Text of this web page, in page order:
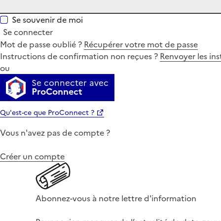
Se souvenir de moi
Se connecter
Mot de passe oublié ? Récupérer votre mot de passe
Instructions de confirmation non reçues ? Renvoyer les
ou
Se connecter avec
ProConnect
Qu'est-ce que ProConnect ?
Vous n'avez pas de compte ?
Créer un compte
Abonnez-vous à notre lettre d'information